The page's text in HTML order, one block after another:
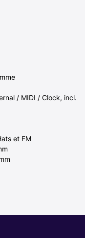
/ MIDI / Clock, incl.
et FM